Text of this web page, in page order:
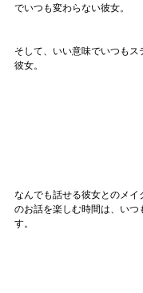
でいつも変わらない彼女。
そして、いい意味でいつもス
彼女。
なんでも話せる彼女とのメイ
のお話を楽しむ時間は、いつ
す。